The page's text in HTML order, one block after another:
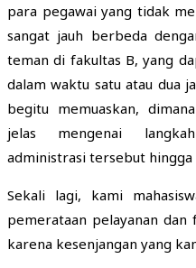
para pegawai yang tidak
sangat jauh berbeda
teman di fakultas B, yang
dalam waktu satu atau dua
begitu memuaskan,
jelas mengenai
administrasi tersebut hingga
Sekali lagi, kami
pemerataan pelayanan
karena kesenjangan yang